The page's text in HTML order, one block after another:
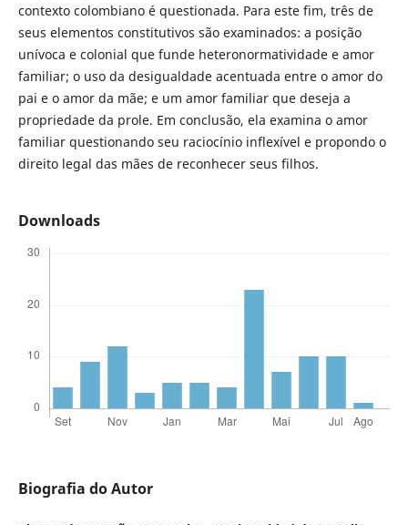
contexto colombiano é questionada. Para este fim, três de
seus elementos constitutivos são examinados: a posição
unívoca e colonial que funde heteronormatividade e amor
familiar; o uso da desigualdade acentuada entre o amor do
pai e o amor da mãe; e um amor familiar que deseja a
propriedade da prole. Em conclusão, ela examina o amor
familiar questionando seu raciocínio inflexível e propondo o
direito legal das mães de reconhecer seus filhos.
Downloads
Biografia do Autor